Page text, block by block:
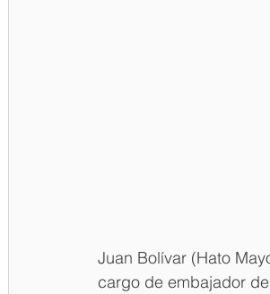
Juan Bolívar (Hato
cargo de embajador